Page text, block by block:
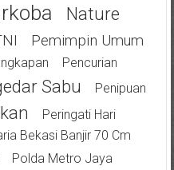
Nature
Pemimpin Umum
Pencurian
Sabu
Penipuan
Peringati Hari
Bekasi Banjir 70 Cm
Polda Metro Jaya